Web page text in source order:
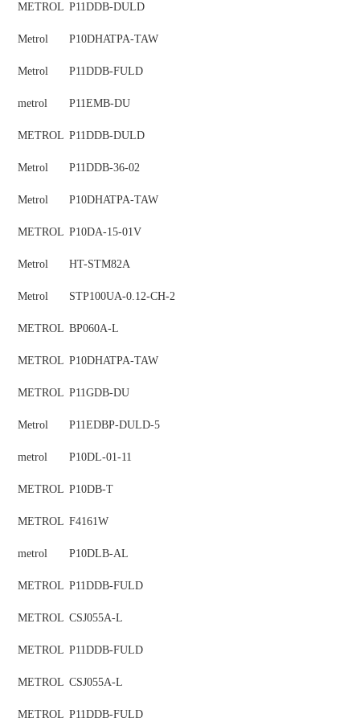
METROL P11DDB-DULD
Metrol P10DHATPA-TAW
Metrol P11DDB-FULD
metrol P11EMB-DU
METROL P11DDB-DULD
Metrol P11DDB-36-02
Metrol P10DHATPA-TAW
METROL P10DA-15-01V
Metrol HT-STM82A
Metrol STP100UA-0.12-CH-2
METROL BP060A-L
METROL P10DHATPA-TAW
METROL P11GDB-DU
Metrol P11EDBP-DULD-5
metrol P10DL-01-11
METROL P10DB-T
METROL F4161W
metrol P10DLB-AL
METROL P11DDB-FULD
METROL CSJ055A-L
METROL P11DDB-FULD
METROL CSJ055A-L
METROL P11DDB-FULD